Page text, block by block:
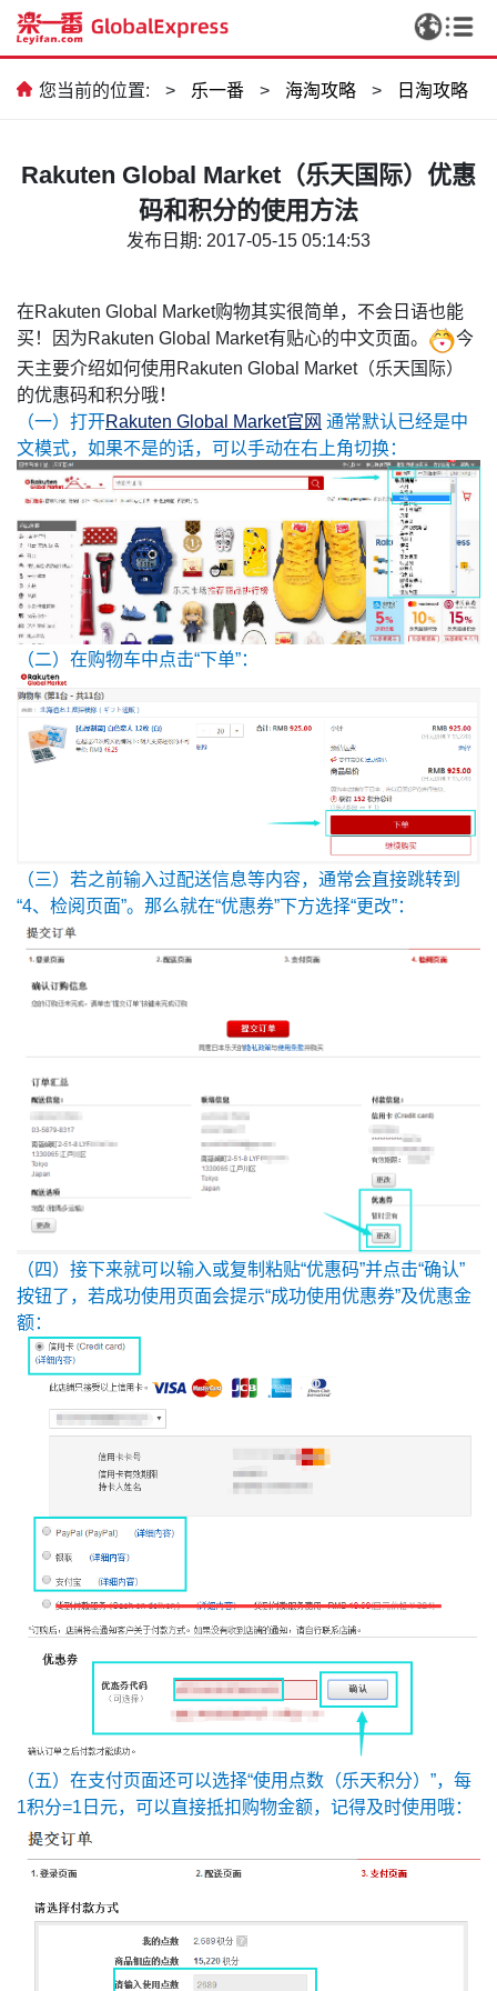
您当前的位置: > 乐一番 > 海淘攻略 > 日淘攻略
Rakuten Global Market（乐天国际）优惠
码和积分的使用方法
发布日期: 2017-05-15 05:14:53
在Rakuten Global Market购物其实很简单，不会日语也能
买！因为Rakuten Global Market有贴心的中文页面。
今
天主要介绍如何使用Rakuten Global Market（乐天国际）
的优惠码和积分哦！
（一）打开Rakuten Global Market官网 通常默认已经是中
文模式，如果不是的话，可以手动在右上角切换：
（二）在购物车中点击“下单”：
（三）若之前输入过配送信息等内容，通常会直接跳转到
“4、检阅页面”。那么就在“优惠券”下方选择“更改”：
（四）接下来就可以输入或复制粘贴“优惠码”并点击“确认”
按钮了，若成功使用页面会提示“成功使用优惠券”及优惠金
额：
（五）在支付页面还可以选择“使用点数（乐天积分）”，每
1积分=1日元，可以直接抵扣购物金额，记得及时使用哦：